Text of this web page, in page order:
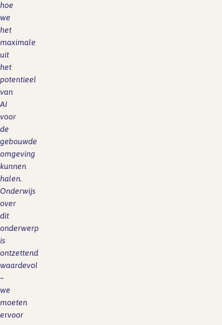
hoe
we
het
maximale
uit
het
potentieel
van
AI
voor
de
gebouwde
omgeving
kunnen
halen.
Onderwijs
over
dit
onderwerp
is
ontzettend
waardevol
–
we
moeten
ervoor